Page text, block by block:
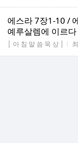
에스라 7장1-10 /
예루살렘에 이르다
게시판명
│ 아 침 말 씀 묵 상 │